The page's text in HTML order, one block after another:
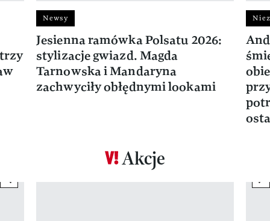
Newsy
Jesienna ramówka Polsatu 2026:
stylizacje gwiazd. Magda
Tarnowska i Mandaryna
zachwyciły obłędnymi lookami
Akcje